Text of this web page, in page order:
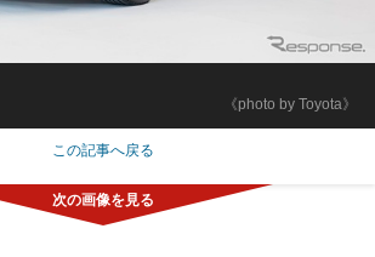
《photo by Toyota》
この記事へ戻る